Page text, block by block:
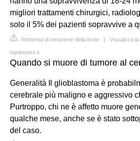
migliori trattamenti chirurgici,
solo il 5% dei pazienti sopravvive a
Richiesta di rimozione della fonte | Visualizza
topdoctors.it
Quando si muore di tumore al
Generalità Il glioblastoma è
cerebrale più maligno e aggressivo
Purtroppo, chi ne è affetto muore
qualche mese, anche se è stato
del caso.